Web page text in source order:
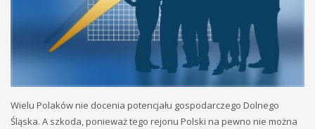
Wielu Polaków nie docenia potencjału gospodarczego Dolnego
Śląska. A szkoda, ponieważ tego rejonu Polski na pewno nie można